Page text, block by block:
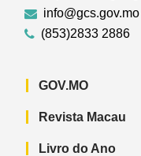
info@gcs.gov.mo
(853)2833 2886
GOV.MO
Revista Macau
Livro do Ano